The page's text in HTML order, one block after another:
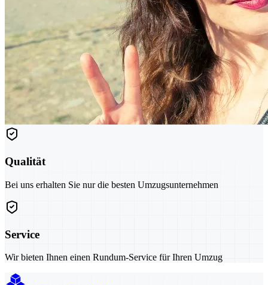
Qualität
Bei uns erhalten Sie nur die besten Umzugsunternehmen
Service
Wir bieten Ihnen einen Rundum-Service für Ihren Umzug